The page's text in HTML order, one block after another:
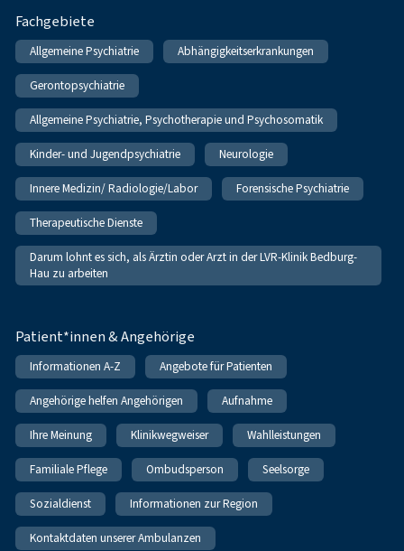
Fachgebiete
Allgemeine Psychiatrie Abhängigkeitserkrankungen
Gerontopsychiatrie
Allgemeine Psychiatrie, Psychotherapie und Psychosomatik
Kinder- und Jugendpsychiatrie Neurologie
Innere Medizin/ Radiologie/Labor Forensische Psychiatrie
Therapeutische Dienste
Darum lohnt es sich, als Ärztin oder Arzt in der LVR-Klinik Bedburg-
Hau zu arbeiten
Patient*innen & Angehörige
Informationen A-Z Angebote für Patienten
Angehörige helfen Angehörigen Aufnahme
Ihre Meinung Klinikwegweiser Wahlleistungen
Familiale Pflege Ombudsperson Seelsorge
Sozialdienst Informationen zur Region
Kontaktdaten unserer Ambulanzen